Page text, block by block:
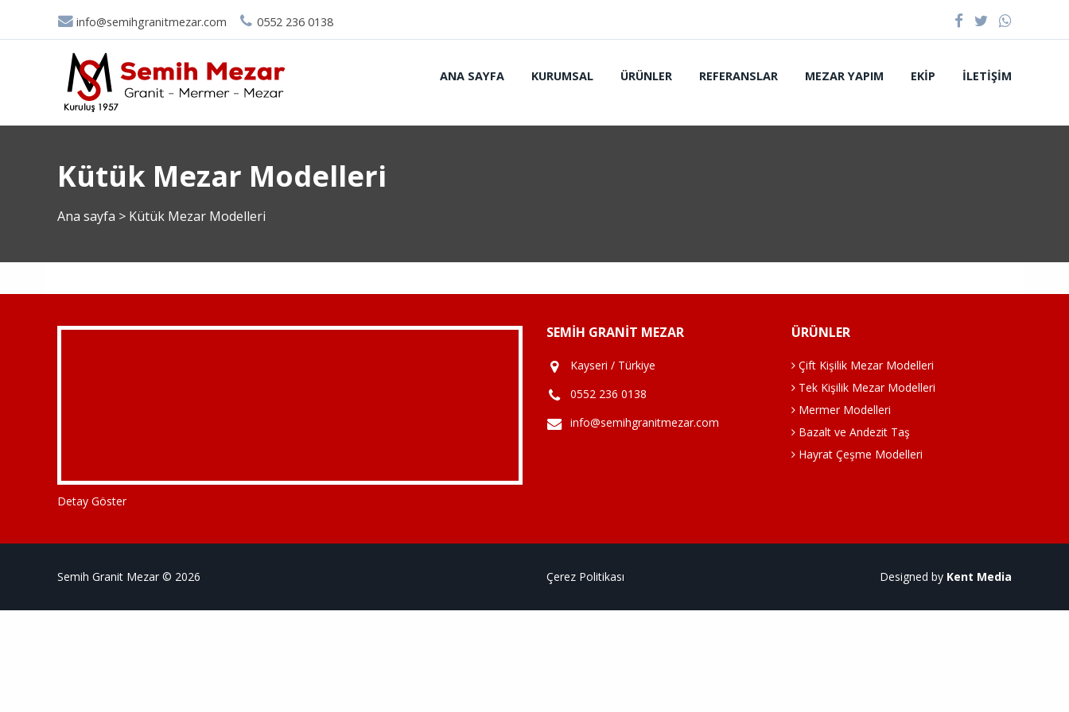
info@semihgranitmezar.com 0552 236 0138
ANA SAYFA KURUMSAL ÜRÜNLER REFERANSLAR MEZAR YAPIM EKIP İLETIŞIM
Kütük Mezar Modelleri
Ana sayfa > Kütük Mezar Modelleri
Detay Göster
SEMIH GRANIT MEZAR
Kayseri / Türkiye
0552 236 0138
info@semihgranitmezar.com
ÜRÜNLER
Çift Kişilik Mezar Modelleri
Tek Kişilik Mezar Modelleri
Mermer Modelleri
Bazalt ve Andezit Taş
Hayrat Çeşme Modelleri
Semih Granit Mezar © 2026 Çerez Politikası Designed by Kent Media